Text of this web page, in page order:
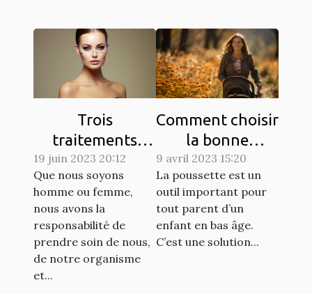
Trois
traitements
dermatologiques
pour améliorer
l'apparence de
votre peau
19 juin 2023 20:12
Que nous soyons
homme ou femme,
nous avons la
responsabilité de
prendre soin de nous,
de notre organisme
et...
Comment choisir
la bonne
poussette pour
un enfant ?
9 avril 2023 15:20
La poussette est un
outil important pour
tout parent d’un
enfant en bas âge.
C’est une solution...